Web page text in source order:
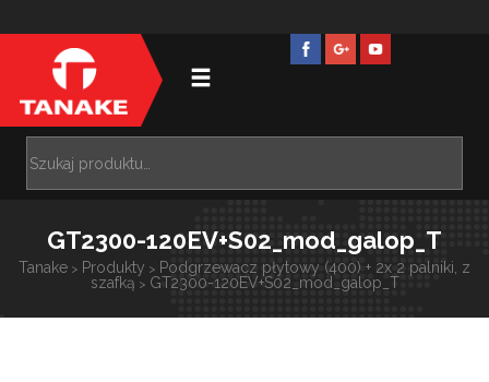
GT2300-120EV+S02_mod_galop_T
Tanake > Produkty > Podgrzewacz płytowy (400) + 2x 2 palniki, z
szafką > GT2300-120EV+S02_mod_galop_T